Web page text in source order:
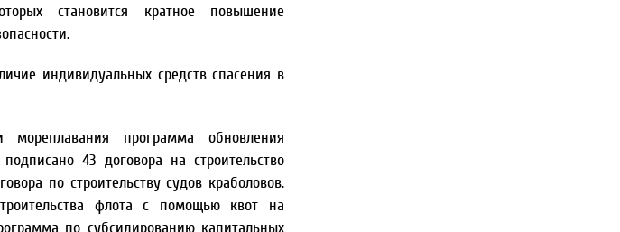
становится кратное повышение
индивидуальных средств спасения в
программа обновления
43 договора на строительство
по строительству судов краболовов.
флота с помощью квот на
по субсидированию капитальных